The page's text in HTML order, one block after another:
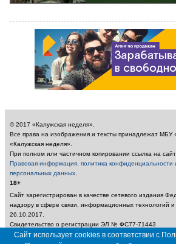
© 2017 «Калужская неделя».
Все права на изображения и тексты принадлежат МБУ
«Калужская неделя».
При полном или частичном копировании ссылка на сайт
Правовая информация, политика конфиденциальности
персональных данных
18+
Сайт зарегистрирован в качестве сетевого издания
надзору в сфере связи, информационных технологий
26.10.2017.
Свидетельство о регистрации ЭЛ № ФС77-71443
Учредитель: Муниципальное бюджетное учреждение
Сайт использует cookies в соответствии с